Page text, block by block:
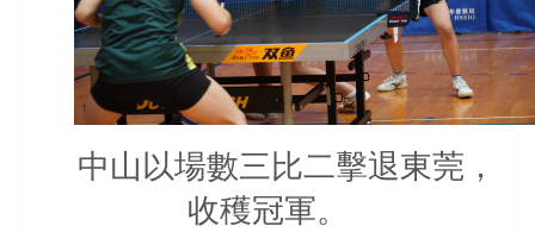
中山以場數三比二擊退東莞，
收穫冠軍。